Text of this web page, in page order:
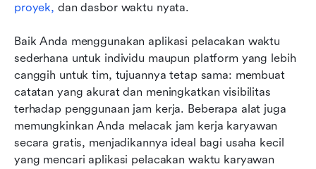
proyek, dan dasbor waktu nyata.
Baik Anda menggunakan aplikasi pelacakan waktu
sederhana untuk individu maupun platform yang lebih
canggih untuk tim, tujuannya tetap sama: membuat
catatan yang akurat dan meningkatkan visibilitas
terhadap penggunaan jam kerja. Beberapa alat juga
memungkinkan Anda melacak jam kerja karyawan
secara gratis, menjadikannya ideal bagi usaha kecil
yang mencari aplikasi pelacakan waktu karyawan